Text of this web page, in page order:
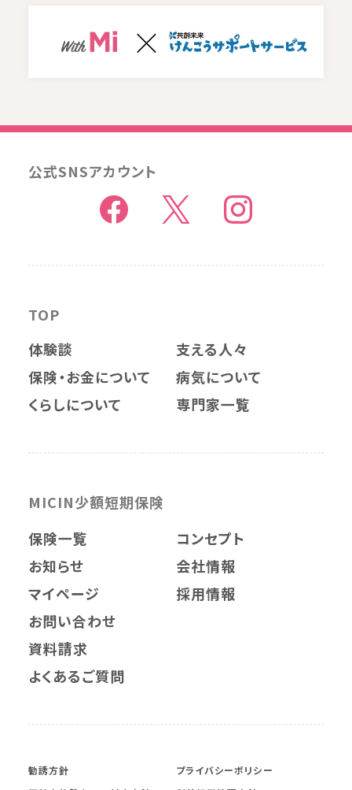
公式SNSアカウント
TOP
体験談
支える人々
保険・お金について
病気について
くらしについて
専門家一覧
MICIN少額短期保険
保険一覧
お知らせ
マイページ
コンセプト
会社情報
採用情報
お問い合わせ
資料請求
よくあるご質問
勧誘方針
プライバシーポリシー